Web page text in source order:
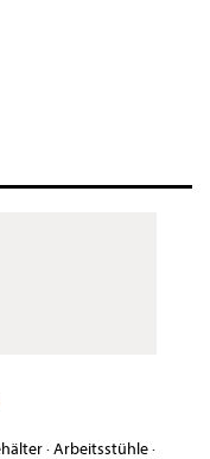
·Arbeitsstühle·